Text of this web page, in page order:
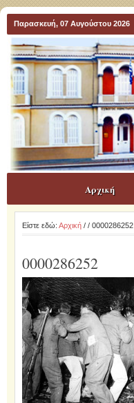
Παρασκευή, 07 Αυγούστου 2026
Αρχική
Είστε εδώ: Αρχική/ / 0000286252
0000286252